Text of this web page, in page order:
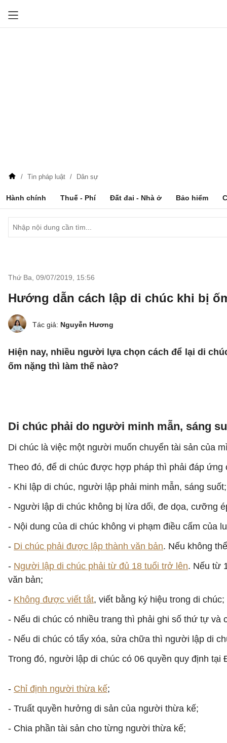
Tin pháp luật Dân sự
Hành chính Thuế - Phí Đất đai - Nhà ở Bảo hiểm
Thứ Ba, 09/07/2019 15:56
Hướng dẫn cách lập di chúc khi bị
Tác giả: Nguyễn Hương
Hiện nay, nhiều người lựa chọn cách để lại di
ốm nặng thì làm thế nào?
Di chúc phải do người minh mẫn, sáng
Di chúc là việc một người muốn chuyển tài sản của
Theo đó, để di chúc được hợp pháp thì phải đáp
- Khi lập di chúc, người lập phải minh mẫn, sáng suốt;
- Người lập di chúc không bị lừa dối, đe dọa, cưỡng
- Nội dung của di chúc không vi phạm điều cấm của
- Di chúc phải được lập thành văn bản. Nếu không
- Người lập di chúc phải từ đủ 18 tuổi trở lên. Nếu từ
văn bản;
- Không được viết tắt, viết bằng ký hiệu trong di chúc;
- Nếu di chúc có nhiều trang thì phải ghi số thứ tự
- Nếu di chúc có tẩy xóa, sửa chữa thì người lập di
Trong đó, người lập di chúc có 06 quyền quy định
- Chỉ định người thừa kế;
- Truất quyền hưởng di sản của người thừa kế;
- Chia phần tài sản cho từng người thừa kế;